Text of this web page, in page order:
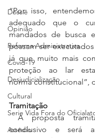
Dossiê
Opinião
Reforma Administrativa
Covid-19
Desjudicialização
Cultural
Serie Vida Fora do
Assédio
“Por isso,
adequado que o
mandados de busca
possam ser
já que muito mais
proteção ao lar
norma constitucional”,
Tramitação
A proposta tramita em caráter
conclusivo e será